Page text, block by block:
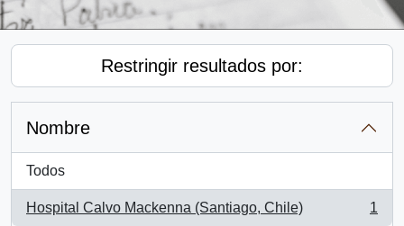
Restringir resultados por:
Nombre
Todos
Hospital Calvo Mackenna (Santiago, Chile)
, 1 resultados
1